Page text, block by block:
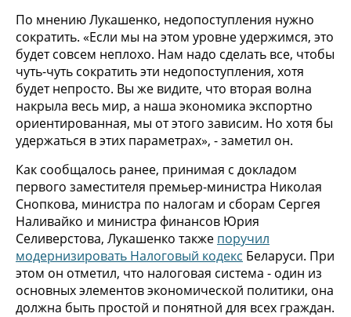
По мнению Лукашенко, недопоступления нужно
сократить. «Если мы на этом уровне удержимся, это
будет совсем неплохо. Нам надо сделать все, чтобы
чуть-чуть сократить эти недопоступления, хотя
будет непросто. Вы же видите, что вторая волна
накрыла весь мир, а наша экономика экспортно
ориентированная, мы от этого зависим. Но хотя бы
удержаться в этих параметрах», - заметил он.
Как сообщалось ранее, принимая с докладом
первого заместителя премьер-министра Николая
Снопкова, министра по налогам и сборам Сергея
Наливайко и министра финансов Юрия
Селиверстова, Лукашенко также поручил
модернизировать Налоговый кодекс Беларуси. При
этом он отметил, что налоговая система - один из
основных элементов экономической политики, она
должна быть простой и понятной для всех граждан.